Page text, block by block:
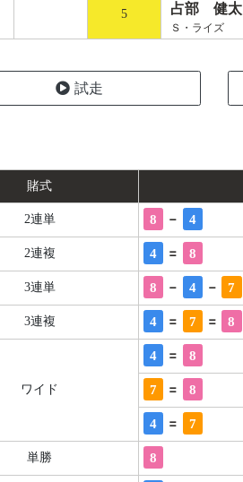
5 占部 健太
Ｓ・ライズ
試走
賭式
2連単 8 - 4
2連複 4 = 8
3連単 8 - 4 - 7
3連複 4 = 7 = 8
ワイド
4 = 8
7 = 8
4 = 7
単勝 8